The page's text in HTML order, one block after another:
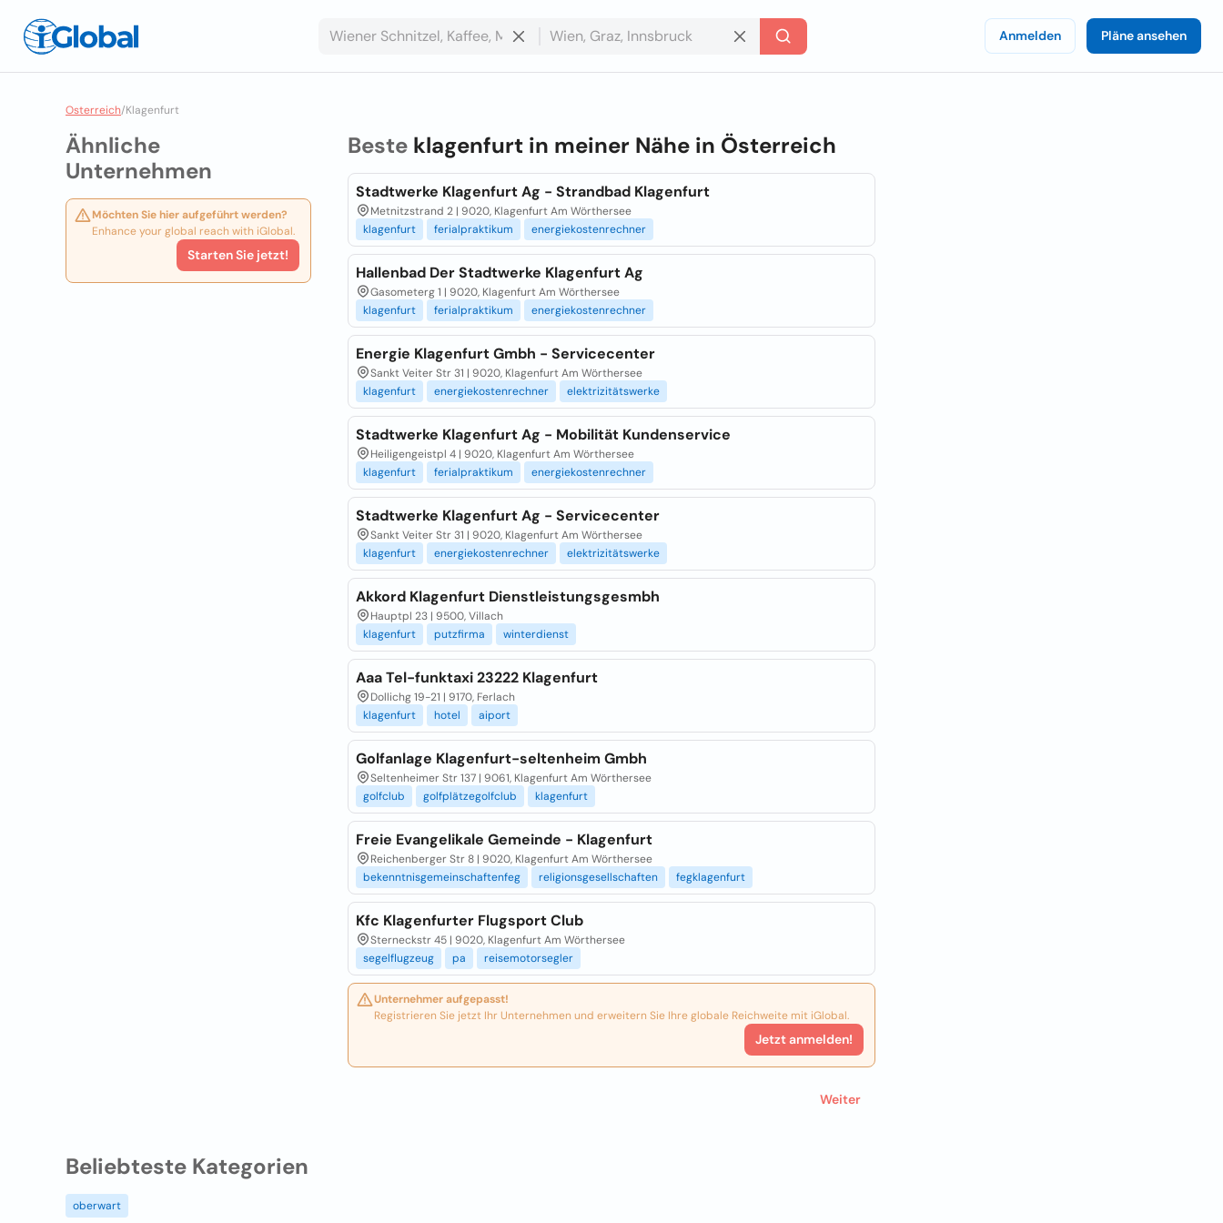
Anmelden Pläne ansehen
Osterreich/Klagenfurt
Ähnliche
Unternehmen
Möchten Sie hier aufgeführt werden?
Enhance your global reach with iGlobal.
Starten Sie jetzt!
Beste klagenfurt in meiner Nähe in Österreich
Stadtwerke Klagenfurt Ag - Strandbad Klagenfurt
Metnitzstrand 2 | 9020, Klagenfurt Am Wörthersee
klagenfurt
ferialpraktikum energiekostenrechner
Hallenbad Der Stadtwerke Klagenfurt Ag
Gasometerg 1 | 9020, Klagenfurt Am Wörthersee
klagenfurt
ferialpraktikum energiekostenrechner
Energie Klagenfurt Gmbh - Servicecenter
Sankt Veiter Str 31 | 9020, Klagenfurt Am Wörthersee
klagenfurt
energiekostenrechner elektrizitätswerke
Stadtwerke Klagenfurt Ag - Mobilität Kundenservice
Heiligengeistpl 4 | 9020, Klagenfurt Am Wörthersee
klagenfurt
ferialpraktikum energiekostenrechner
Stadtwerke Klagenfurt Ag - Servicecenter
Sankt Veiter Str 31 | 9020, Klagenfurt Am Wörthersee
klagenfurt
energiekostenrechner elektrizitätswerke
Akkord Klagenfurt Dienstleistungsgesmbh
Hauptpl 23 | 9500, Villach
klagenfurt
putzfirma winterdienst
Aaa Tel-funktaxi 23222 Klagenfurt
Dollichg 19-21 | 9170, Ferlach
klagenfurt
hotel aiport
Golfanlage Klagenfurt-seltenheim Gmbh
Seltenheimer Str 137 | 9061, Klagenfurt Am Wörthersee
golfclub
golfplätzegolfclub klagenfurt
Freie Evangelikale Gemeinde - Klagenfurt
Reichenberger Str 8 | 9020, Klagenfurt Am Wörthersee
bekenntnisgemeinschaftenfeg
religionsgesellschaften fegklagenfurt
Kfc Klagenfurter Flugsport Club
Sterneckstr 45 | 9020, Klagenfurt Am Wörthersee
segelflugzeug
pa reisemotorsegler
Unternehmer aufgepasst!
Registrieren Sie jetzt Ihr Unternehmen und erweitern Sie Ihre globale Reichweite mit iGlobal.
Jetzt anmelden!
Weiter
Beliebteste Kategorien
oberwart